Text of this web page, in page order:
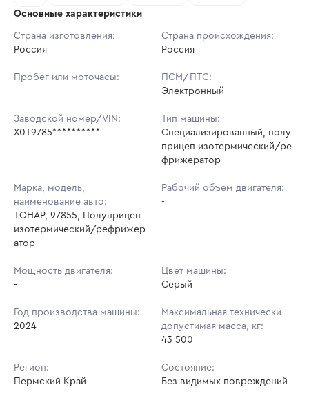
Шаг торгов: 44 585 ₽
Кол-во ставок:
Ставок не найдено
в аукционах
Основные характеристики
Страна изготовления:
Россия
Страна происхождения:
Россия
Пробег или моточасы:
-
ПСМ/ПТС:
Электронный
Заводской номер/VIN:
X0T9785**********
Тип машины:
Специализированный, полу
прицеп изотермический/ре
фрижератор
Марка, модель,
наименование авто:
ТОНАР, 97855, Полуприцеп
изотермический/рефрижер
атор
Рабочий объем двигателя:
-
Мощность двигателя:
-
Цвет машины:
Серый
Год производства машины:
2024
Максимальная технически
допустимая масса, кг:
43 500
Регион:
Пермский Край
Состояние:
Без видимых повреждений